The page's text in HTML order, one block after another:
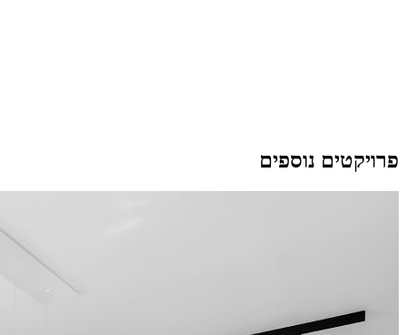
פרויקטים נוספים